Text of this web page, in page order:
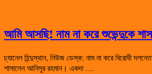
আমি আসছি! নাম না করে শুভেন্দুকে
চ্যানেল হিন্দুস্থান, নিউজ ডেস্ক: নাম না করে বিরোধী
শাসালেন আনিসুর রহমান। একদা …